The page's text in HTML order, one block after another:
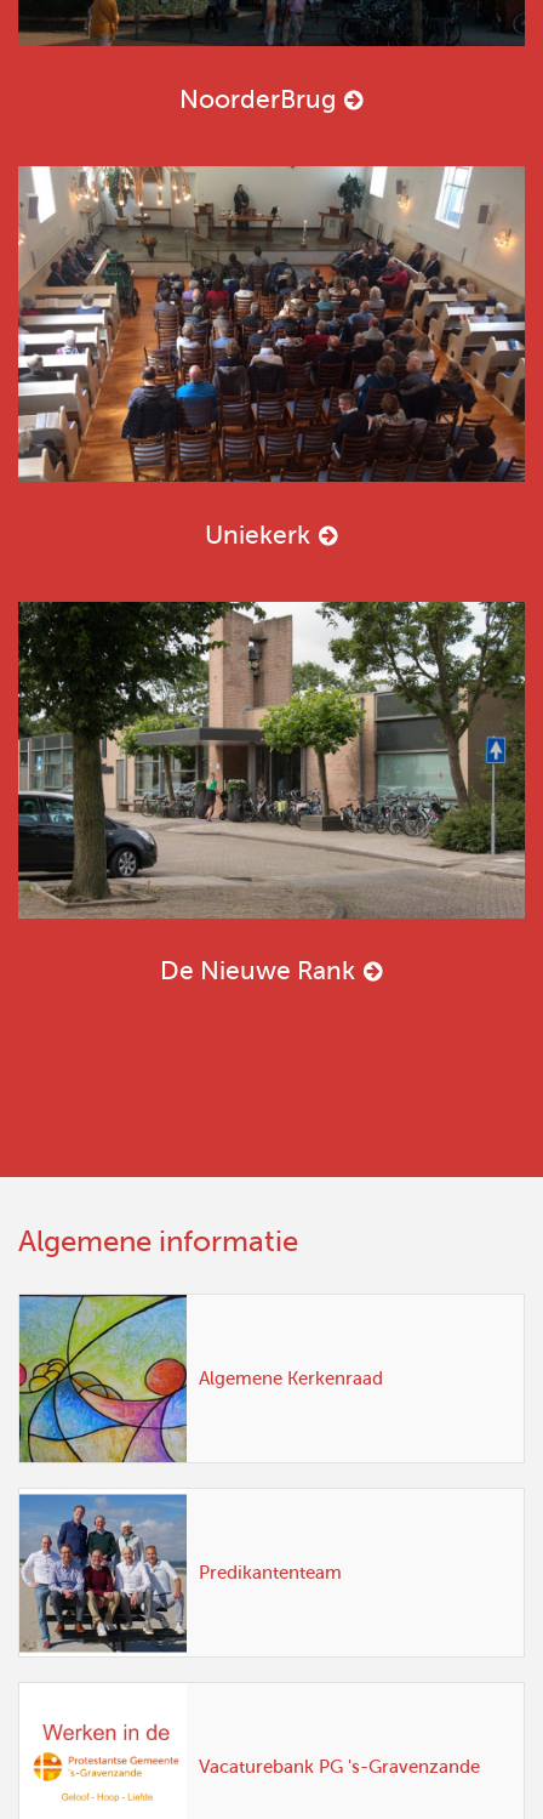
NoorderBrug
Uniekerk
De Nieuwe Rank
Algemene informatie
Algemene Kerkenraad
Predikantenteam
Vacaturebank PG 's-Gravenzande